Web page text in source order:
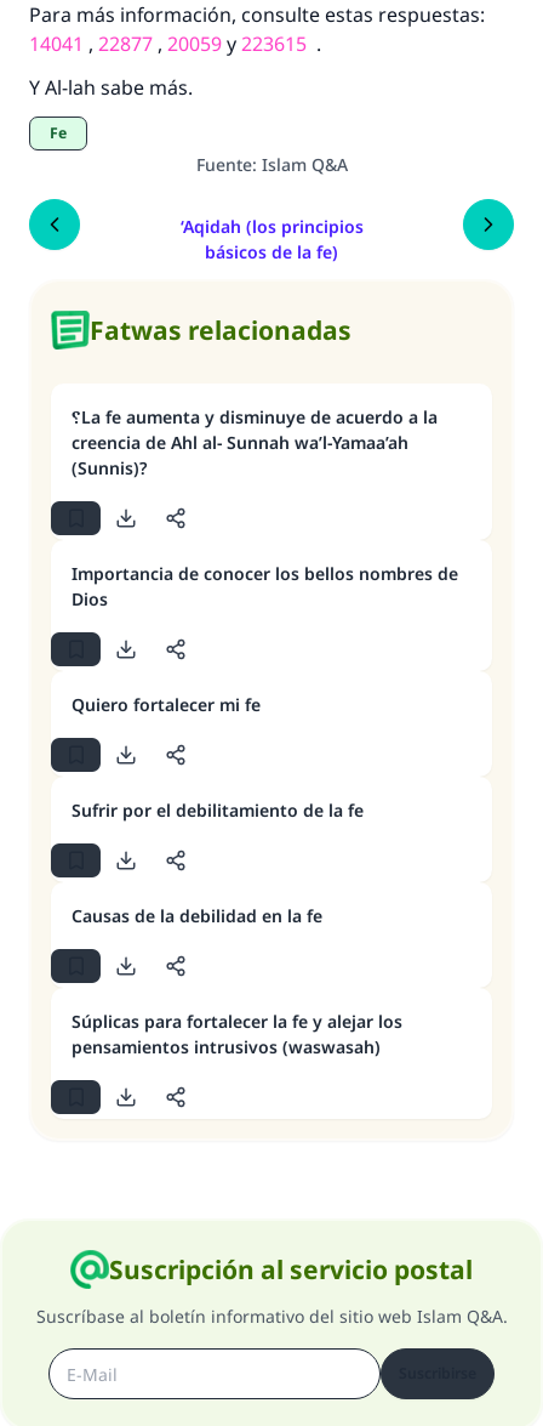
Para más información, consulte estas respuestas:
14041 , 22877 , 20059y223615 .
Y Al-lah sabe más.
Fe
Fuente: Islam Q&A
‘Aqidah (los principios
básicos de la fe)
Fatwas relacionadas
؟La fe aumenta y disminuye de acuerdo a la
creencia de Ahl al- Sunnah wa’l-Yamaa’ah
(Sunnis)?
Importancia de conocer los bellos nombres de
Dios
Quiero fortalecer mi fe
Sufrir por el debilitamiento de la fe
Causas de la debilidad en la fe
Súplicas para fortalecer la fe y alejar los
pensamientos intrusivos (waswasah)
Suscripción al servicio postal
Suscríbase al boletín informativo del sitio web Islam Q&A.
Profeta ﷺ dijo:
"Una persona que orienta a otros a hacer el
aquellos que lo realicen."
Contribuir